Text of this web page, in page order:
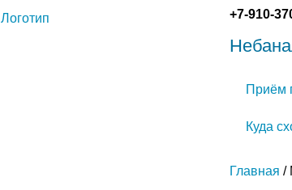
+7-910-
Приём
Куда
Главная /